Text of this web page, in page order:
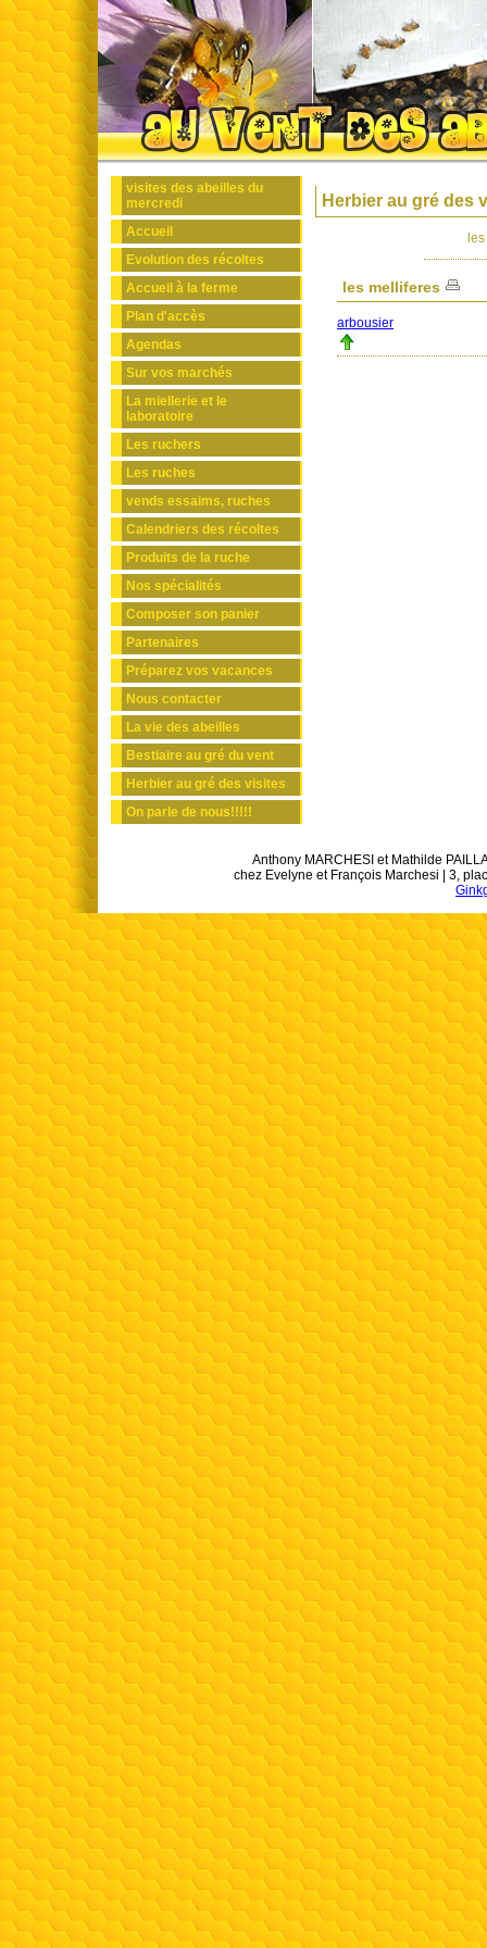
visites des abeilles du
mercredi
Accueil
Evolution des récoltes
Accueil à la ferme
Plan d'accès
Agendas
Sur vos marchés
La miellerie et le
laboratoire
Les ruchers
Les ruches
vends essaims, ruches
Calendriers des récoltes
Produits de la ruche
Nos spécialités
Composer son panier
Partenaires
Préparez vos vacances
Nous contacter
La vie des abeilles
Bestiaire au gré du vent
Herbier au gré des visites
On parle de nous!!!!!
Herbier au gré des
les
les melliferes
arbousier
Anthony MARCHESI et Mathilde
chez Evelyne et François Marchesi | 3,